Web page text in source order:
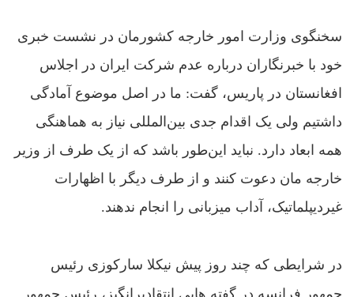
سخنگوى وزارت امور خارجه‌ کشورمان در نشست خبری
خود با خبرنگاران درباره عدم شرکت ايران در اجلاس
افغانستان در پاريس، گفت: ما در اصل موضوع آمادگى
داشتيم ولى يک اقدام جدى بين‌المللى نياز به هماهنگى
همه‌ ابعاد دارد. نبايد اين‌طور باشد که از يک طرف از وزير
خارجه ‌مان دعوت کنند و از طرف ديگر با اظهارات
غيرديپلماتيک، آداب ميزبانى را انجام ندهند.
در شرایطی که چند روز پیش نیکلا سارکوزی رئیس
جمهور فرانسه در گفته هایی انتقادبرانگیز، رئیس جمهور